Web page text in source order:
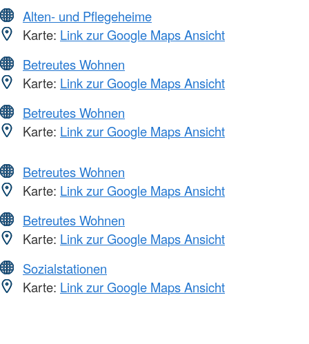
Alten- und Pflegeheime
Karte: Link zur Google Maps Ansicht
Betreutes Wohnen
Karte: Link zur Google Maps Ansicht
Betreutes Wohnen
Karte: Link zur Google Maps Ansicht
Betreutes Wohnen
Karte: Link zur Google Maps Ansicht
Betreutes Wohnen
Karte: Link zur Google Maps Ansicht
Sozialstationen
Karte: Link zur Google Maps Ansicht